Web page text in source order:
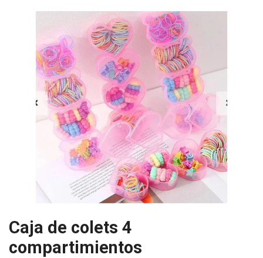
Caja de colets 4
compartimientos